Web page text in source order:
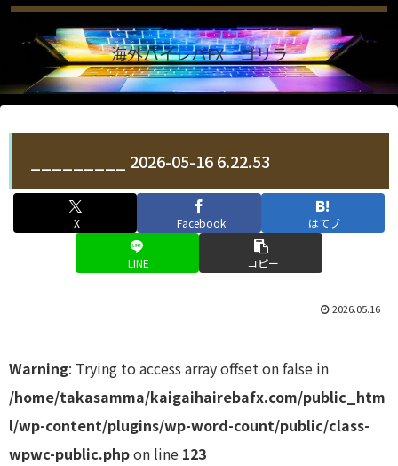
海外ハイレバFX ゴリラ
_________ 2026-05-16 6.22.53
X Facebook はてブ
LINE コピー
2026.05.16
Warning: Trying to access array offset on false in
/home/takasamma/kaigaihairebafx.com/public_htm
l/wp-content/plugins/wp-word-count/public/class-
wpwc-public.phpon line 123